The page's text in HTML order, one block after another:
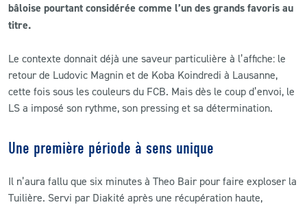
CONTACT
LS E-SHOP
L’APP DU LS
PRESSE ET MEDIAS
bâloise pourtant considérée comme l’un des grands favoris au
titre.
Le contexte donnait déjà une saveur particulière à l’affiche: le
retour de Ludovic Magnin et de Koba Koindredi à Lausanne,
cette fois sous les couleurs du FCB. Mais dès le coup d’envoi, le
LS a imposé son rythme, son pressing et sa détermination.
Une première période à sens unique
Il n’aura fallu que six minutes à Theo Bair pour faire exploser la
Tuilière. Servi par Diakité après une récupération haute,